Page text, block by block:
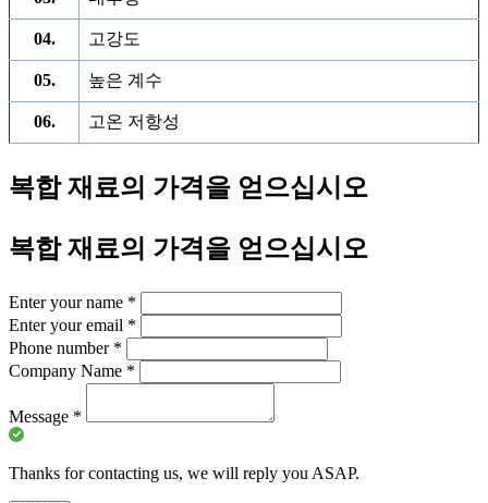
04. 고강도
05. 높은 계수
06. 고온 저항성
복합 재료의 가격을 얻으십시오
복합 재료의 가격을 얻으십시오
Enter your name *
Enter your email *
Phone number *
Company Name *
Message *
Thanks for contacting us, we will reply you ASAP.